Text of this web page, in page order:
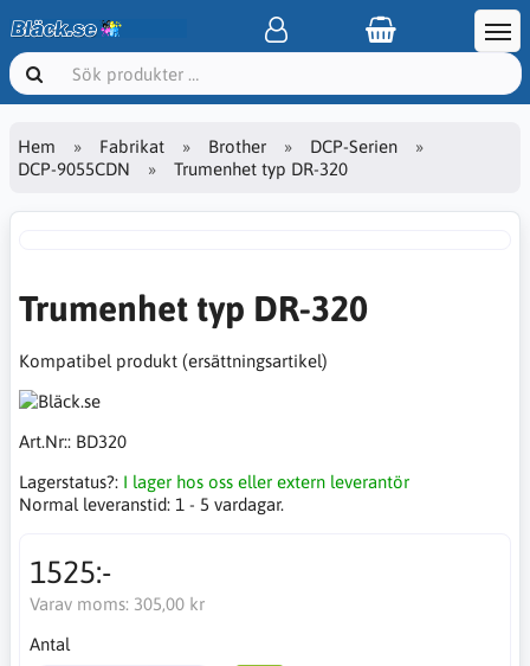
Hem Fabrikat Brother
DCP-Serien
DCP-9055CDN
Trumenhet typ DR-320
Trumenhet typ DR-320
Kompatibel produkt (ersättningsartikel)
Art.Nr:: BD320
Lagerstatus?: I lager hos oss eller extern leverantör
Normal leveranstid: 1 - 5 vardagar.
1525:-
Varav moms: 305,00 kr
Antal